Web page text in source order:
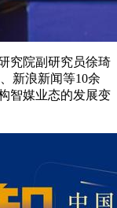
院副研究员徐琦
新浪新闻等10余
智媒业态的发展变